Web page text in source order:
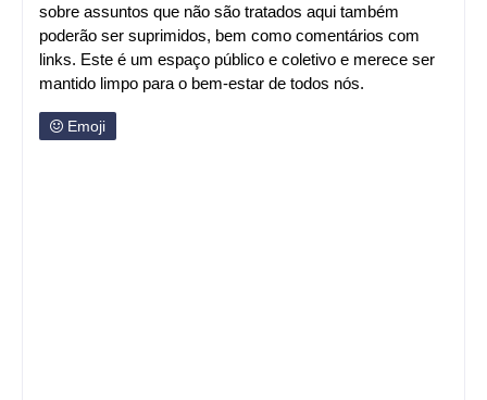
sobre assuntos que não são tratados aqui também
poderão ser suprimidos, bem como comentários com
links. Este é um espaço público e coletivo e merece ser
mantido limpo para o bem-estar de todos nós.
Emoji